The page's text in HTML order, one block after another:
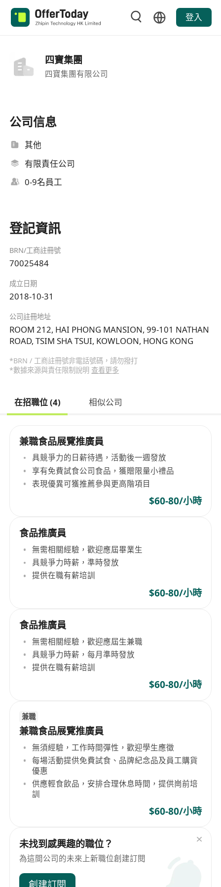
登入
四寶集團
四寶集團有限公司
公司信息
其他
有限責任公司
0-9名員工
登記資訊
BRN/工商註冊號
70025484
成立日期
2018-10-31
公司註冊地址
ROOM 212, HAI PHONG MANSION, 99-101 NATHAN
ROAD, TSIM SHA TSUI, KOWLOON, HONG KONG
*BRN / 工商註冊號非電話號碼，請勿撥打
*數據來源與責任限制說明 查看更多
在招職位 (4) 相似公司
兼職食品展覽推廣員
具競爭力的日薪待遇，活動後一週發放
享有免費試食公司食品，獲贈限量小禮品
表現優異可獲推薦參與更高階項目
$60-80/小時
食品推廣員
無需相關經驗，歡迎應屆畢業生
具競爭力時薪，準時發放
提供在職有薪培訓
$60-80/小時
食品推廣員
無需相關經驗，歡迎應屆生兼職
具競爭力時薪，每月準時發放
提供在職有薪培訓
$60-80/小時
兼職
兼職食品展覽推廣員
無須經驗，工作時間彈性，歡迎學生應徵
每場活動提供免費試食、品牌紀念品及員工購貨
優惠
供應輕食飲品，安排合理休息時間，提供崗前培
訓
$60-80/小時
未找到感興趣的職位？
為這間公司的未來上新職位創建訂閱
創建訂閱